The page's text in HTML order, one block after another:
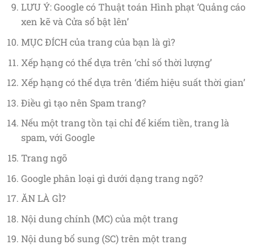
LƯU Ý: Google có Thuật toán Hình phạt ‘Quảng cáo
xen kẽ và Cửa sổ bật lên’
MỤC ĐÍCH của trang của bạn là gì?
Xếp hạng có thể dựa trên ‘chỉ số thời lượng’
Xếp hạng có thể dựa trên ‘điểm hiệu suất thời gian’
Điều gì tạo nên Spam trang?
Nếu một trang tồn tại chỉ để kiếm tiền, trang là
spam, với Google
Trang ngõ
Google phân loại gì dưới dạng trang ngõ?
ĂN LÀ GÌ?
Nội dung chính (MC) của một trang
Nội dung bổ sung (SC) trên một trang